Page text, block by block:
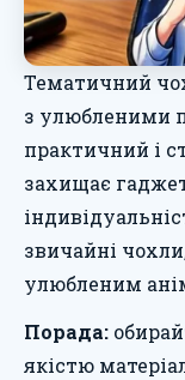
Тематичний
з улюбленими
практичний і
захищає
звичайні
улюбленим
Порада:
якістю